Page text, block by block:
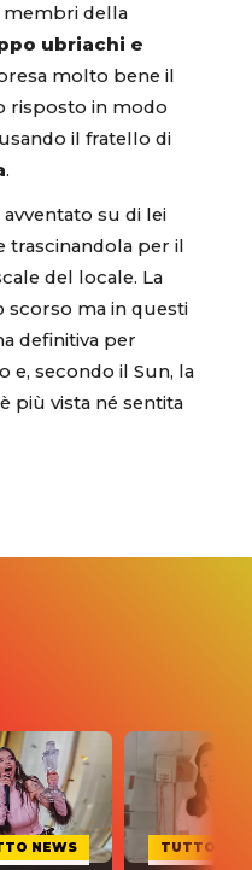
membri della
ubriachi e
molto bene il
risposto in modo
il fratello di
.
su di lei
trascinandola per il
del locale. La
scorso ma in questi
definitiva per
e, secondo il Sun, la
più vista né sentita
NEWS TUTTO